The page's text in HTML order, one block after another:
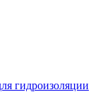
гидроизоляции